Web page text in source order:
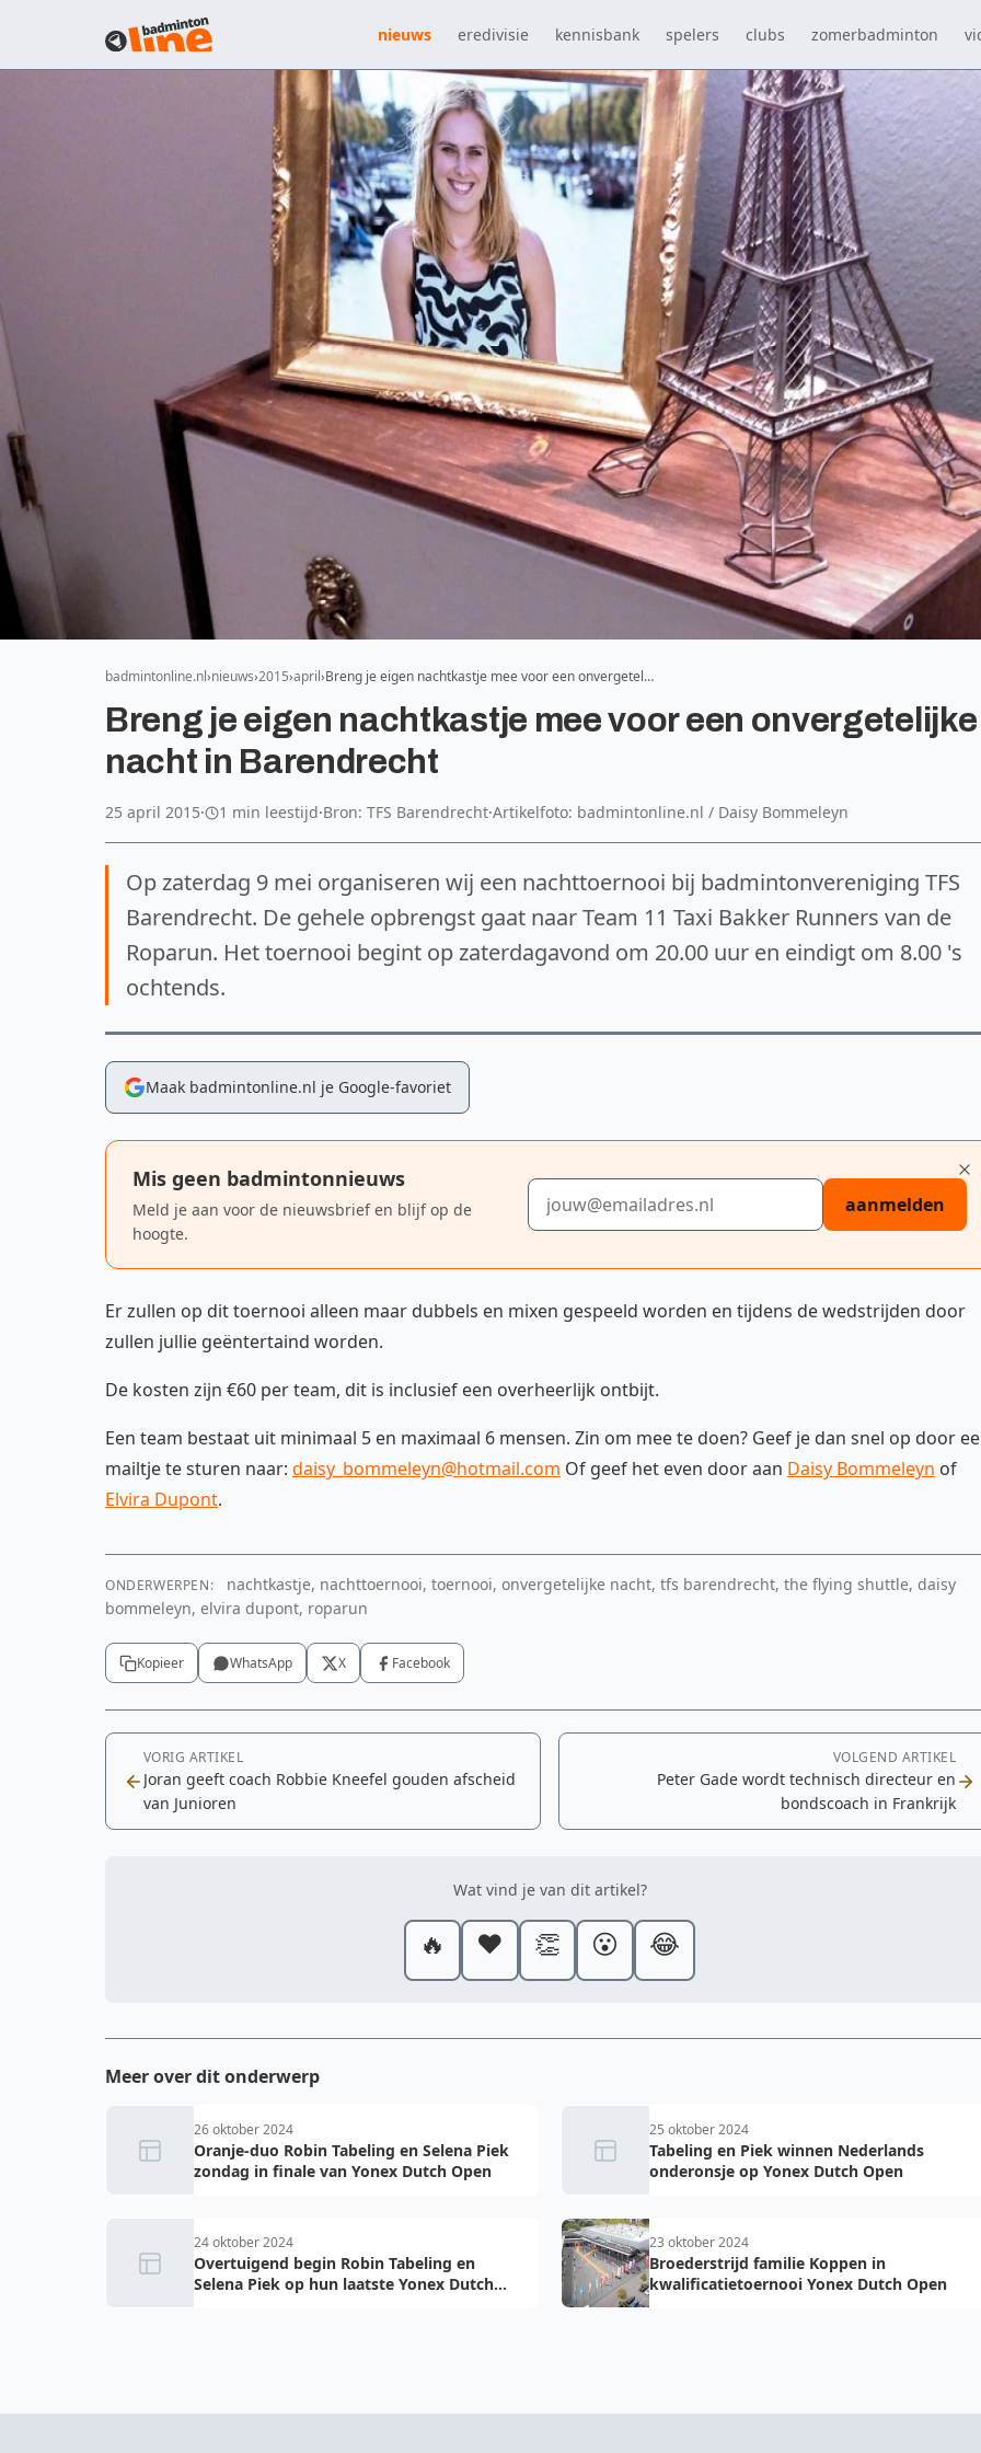
nieuws eredivisie kennisbank spelers clubs zomerbadminton
badmintonline.nl nieuws 2015 april Breng je eigen nachtkastje mee voor een onvergetel…
Breng je eigen nachtkastje mee voor een onvergetelijke
nacht in Barendrecht
25 april 2015· 1 min leestijd·Bron: TFS Barendrecht·Artikelfoto: badmintonline.nl / Daisy Bommeleyn
Op zaterdag 9 mei organiseren wij een nachttoernooi bij badmintonvereniging TFS
Barendrecht. De gehele opbrengst gaat naar Team 11 Taxi Bakker Runners van de
Roparun. Het toernooi begint op zaterdagavond om 20.00 uur en eindigt om 8.00 's
ochtends.
Maak badmintonline.nl je Google-favoriet
Mis geen badmintonnieuws
Meld je aan voor de nieuwsbrief en blijf op de
hoogte.
E-mailadres
aanmelden
Er zullen op dit toernooi alleen maar dubbels en mixen gespeeld worden en tijdens de wedstrijden door
zullen jullie geëntertaind worden.
De kosten zijn €60 per team, dit is inclusief een overheerlijk ontbijt.
Een team bestaat uit minimaal 5 en maximaal 6 mensen. Zin om mee te doen? Geef je dan snel op door
mailtje te sturen naar: daisy_bommeleyn@hotmail.com Of geef het even door aan Daisy Bommeleyn of
Elvira Dupont.
ONDERWERPEN:
nachtkastje, nachttoernooi, toernooi, onvergetelijke nacht, tfs barendrecht, the flying shuttle, daisy
bommeleyn, elvira dupont, roparun
Kopieer WhatsApp X Facebook
VORIG ARTIKEL
Joran geeft coach Robbie Kneefel gouden afscheid
van Junioren
VOLGEND ARTIKEL
Peter Gade wordt technisch directeur en
bondscoach in Frankrijk
Wat vind je van dit artikel?
🔥 ❤️ 👏 😮 😂
Meer over dit onderwerp
26 oktober 2024
Oranje-duo Robin Tabeling en Selena Piek
zondag in finale van Yonex Dutch Open
25 oktober 2024
Tabeling en Piek winnen Nederlands
onderonsje op Yonex Dutch Open
24 oktober 2024
Overtuigend begin Robin Tabeling en
Selena Piek op hun laatste Yonex Dutch
23 oktober 2024
Broederstrijd familie Koppen in
kwalificatietoernooi Yonex Dutch Open